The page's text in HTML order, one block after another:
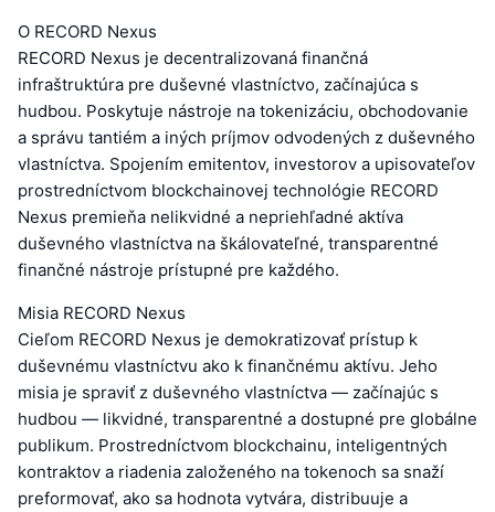
O RECORD Nexus
RECORD Nexus je decentralizovaná finančná
infraštruktúra pre duševné vlastníctvo, začínajúca s
hudbou. Poskytuje nástroje na tokenizáciu, obchodovanie
a správu tantiém a iných príjmov odvodených z duševného
vlastníctva. Spojením emitentov, investorov a upisovateľov
prostredníctvom blockchainovej technológie RECORD
Nexus premieňa nelikvidné a nepriehľadné aktíva
duševného vlastníctva na škálovateľné, transparentné
finančné nástroje prístupné pre každého.
Misia RECORD Nexus
Cieľom RECORD Nexus je demokratizovať prístup k
duševnému vlastníctvu ako k finančnému aktívu. Jeho
misia je spraviť z duševného vlastníctva — začínajúc s
hudbou — likvidné, transparentné a dostupné pre globálne
publikum. Prostredníctvom blockchainu, inteligentných
kontraktov a riadenia založeného na tokenoch sa snaží
preformovať, ako sa hodnota vytvára, distribuuje a